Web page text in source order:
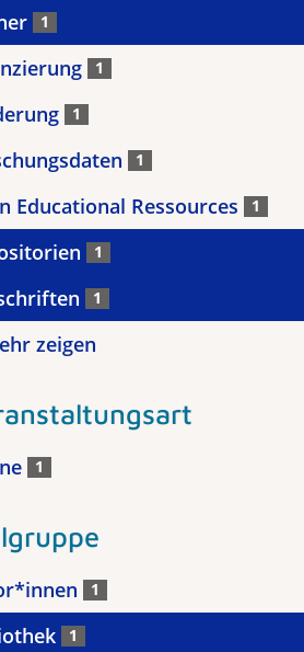
1
1
1
1
Educational Ressources 1
1
1
zeigen
1
1
1